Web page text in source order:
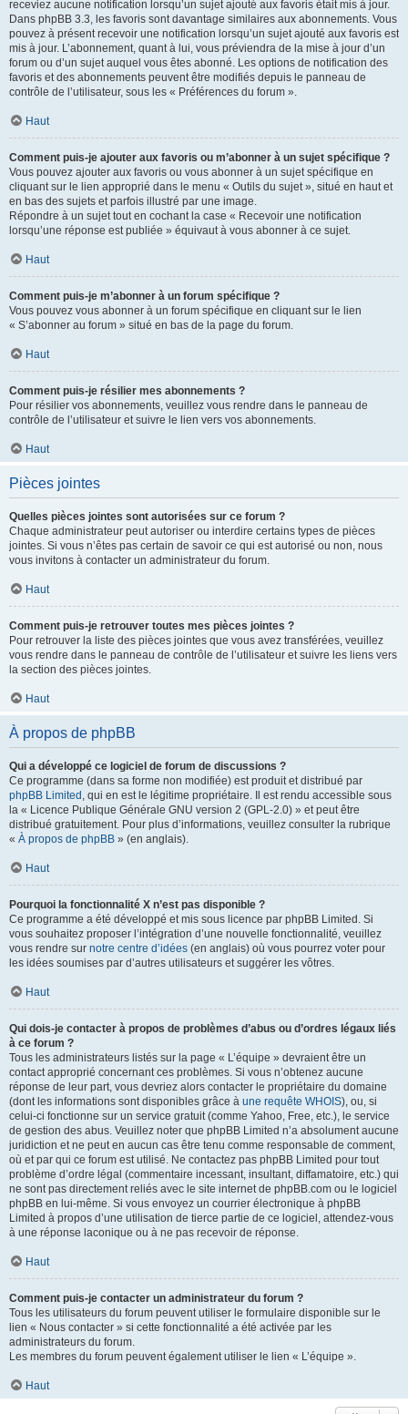
receviez aucune notification lorsqu’un sujet ajouté aux favoris était mis à jour.
Dans phpBB 3.3, les favoris sont davantage similaires aux abonnements. Vous
pouvez à présent recevoir une notification lorsqu’un sujet ajouté aux favoris est
mis à jour. L’abonnement, quant à lui, vous préviendra de la mise à jour d’un
forum ou d’un sujet auquel vous êtes abonné. Les options de notification des
favoris et des abonnements peuvent être modifiés depuis le panneau de
contrôle de l’utilisateur, sous les « Préférences du forum ».
Haut
Comment puis-je ajouter aux favoris ou m’abonner à un sujet spécifique ?
Vous pouvez ajouter aux favoris ou vous abonner à un sujet spécifique en
cliquant sur le lien approprié dans le menu « Outils du sujet », situé en haut et
en bas des sujets et parfois illustré par une image.
Répondre à un sujet tout en cochant la case « Recevoir une notification
lorsqu’une réponse est publiée » équivaut à vous abonner à ce sujet.
Haut
Comment puis-je m’abonner à un forum spécifique ?
Vous pouvez vous abonner à un forum spécifique en cliquant sur le lien
« S’abonner au forum » situé en bas de la page du forum.
Haut
Comment puis-je résilier mes abonnements ?
Pour résilier vos abonnements, veuillez vous rendre dans le panneau de
contrôle de l’utilisateur et suivre le lien vers vos abonnements.
Haut
Pièces jointes
Quelles pièces jointes sont autorisées sur ce forum ?
Chaque administrateur peut autoriser ou interdire certains types de pièces
jointes. Si vous n’êtes pas certain de savoir ce qui est autorisé ou non, nous
vous invitons à contacter un administrateur du forum.
Haut
Comment puis-je retrouver toutes mes pièces jointes ?
Pour retrouver la liste des pièces jointes que vous avez transférées, veuillez
vous rendre dans le panneau de contrôle de l’utilisateur et suivre les liens vers
la section des pièces jointes.
Haut
À propos de phpBB
Qui a développé ce logiciel de forum de discussions ?
Ce programme (dans sa forme non modifiée) est produit et distribué par
phpBB Limited , qui en est le légitime propriétaire. Il est rendu accessible sous
la « Licence Publique Générale GNU version 2 (GPL-2.0) » et peut être
distribué gratuitement. Pour plus d’informations, veuillez consulter la rubrique
« À propos de phpBB » (en anglais).
Haut
Pourquoi la fonctionnalité X n’est pas disponible ?
Ce programme a été développé et mis sous licence par phpBB Limited. Si
vous souhaitez proposer l’intégration d’une nouvelle fonctionnalité, veuillez
vous rendre sur notre centre d’idées (en anglais) où vous pourrez voter pour
les idées soumises par d’autres utilisateurs et suggérer les vôtres.
Haut
Qui dois-je contacter à propos de problèmes d’abus ou d’ordres légaux liés
à ce forum ?
Tous les administrateurs listés sur la page « L’équipe » devraient être un
contact approprié concernant ces problèmes. Si vous n’obtenez aucune
réponse de leur part, vous devriez alors contacter le propriétaire du domaine
(dont les informations sont disponibles grâce à une requête WHOIS), ou, si
celui-ci fonctionne sur un service gratuit (comme Yahoo, Free, etc.), le service
de gestion des abus. Veuillez noter que phpBB Limited n’a absolument aucune
juridiction et ne peut en aucun cas être tenu comme responsable de comment,
où et par qui ce forum est utilisé. Ne contactez pas phpBB Limited pour tout
problème d’ordre légal (commentaire incessant, insultant, diffamatoire, etc.) qui
ne sont pas directement reliés avec le site internet de phpBB.com ou le logiciel
phpBB en lui-même. Si vous envoyez un courrier électronique à phpBB
Limited à propos d’une utilisation de tierce partie de ce logiciel, attendez-vous
à une réponse laconique ou à ne pas recevoir de réponse.
Haut
Comment puis-je contacter un administrateur du forum ?
Tous les utilisateurs du forum peuvent utiliser le formulaire disponible sur le
lien « Nous contacter » si cette fonctionnalité a été activée par les
administrateurs du forum.
Les membres du forum peuvent également utiliser le lien « L’équipe ».
Haut